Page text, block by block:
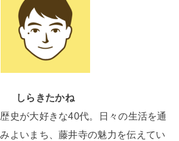
しらきたかね
史が大好きな40代。日々の生活を通
よいまち、藤井寺の魅力を伝えてい